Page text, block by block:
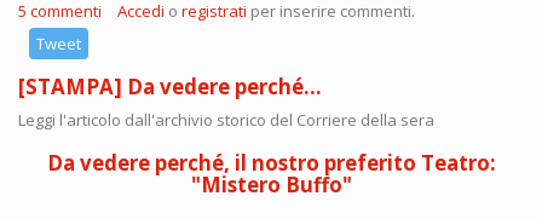
5 commenti Accedi o registrati per inserire commenti.
Tweet
[STAMPA] Da vedere perché...
Leggi l'articolo dall'archivio storico del Corriere della sera
Da vedere perché, il nostro preferito Teatro:
"Mistero Buffo"